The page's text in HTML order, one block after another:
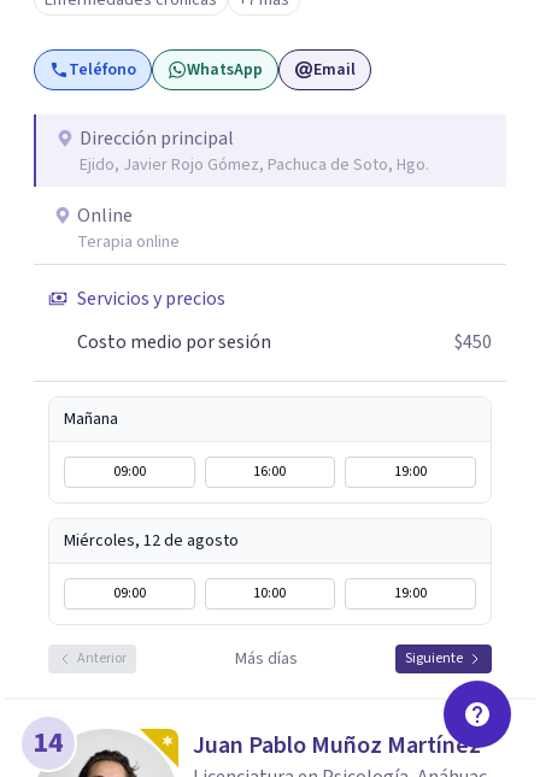
económico. A lo largo de mi camino he cuestionado
muchas de las reglas rígidas que aprendí en la formación
tradicional, porque creo que antes que las técnicas se
que el proceso terapéutico tenga sentido. Trabajo
especialmente con procesos de duelo Y psicooncología,
Si tú o algún familiar están atravesando un proceso
relacionado con cáncer, puedes escribirme por WhatsApp
para agendar una primera sesión gratuita. Y si estás
alguien, también puedes contactarme: la primera
conversación no tiene costo.
Teléfono WhatsApp Email
Dirección principal
Ejido, Javier Rojo Gómez, Pachuca de Soto, Hgo.
Online
Terapia online
Servicios y precios
Costo medio por sesión
$450
Mañana
09:00 16:00 19:00
Miércoles, 12 de agosto
09:00 10:00 19:00
Anterior Más días Siguiente
14 Juan Pablo Muñoz Martínez